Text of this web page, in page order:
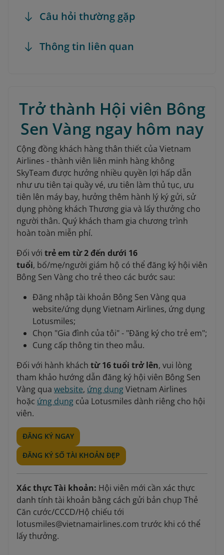
Câu hỏi thường gặp
Thông tin liên quan
Trở thành Hội viên Bông
Sen Vàng ngay hôm nay
Cộng đồng khách hàng thân thiết của Vietnam
Airlines - thành viên liên minh hàng không
SkyTeam được hưởng nhiều quyền lợi hấp dẫn
như ưu tiên tại quầy vé, ưu tiên làm thủ tục, ưu
tiên lên máy bay, hưởng thêm hành lý ký gửi, sử
dụng phòng khách Thương gia và lấy thưởng cho
người thân. Quý khách tham gia chương trình
hoàn toàn miễn phí.
Đối với trẻ em từ 2 đến dưới 16
tuổi, bố/mẹ/người giám hộ có thể đăng ký hội viên
Bông Sen Vàng cho trẻ theo các bước sau:
Đăng nhập tài khoản Bông Sen Vàng qua
website/ứng dụng Vietnam Airlines, ứng dụng
Lotusmiles;
Chọn "Gia đình của tôi" - "Đăng ký cho trẻ em";
Cung cấp thông tin theo mẫu.
Đối với hành khách từ 16 tuổi trở lên, vui lòng
tham khảo hướng dẫn đăng ký hội viên Bông Sen
Vàng qua website, ứng dụngVietnam Airlines
hoặc ứng dụng của Lotusmiles dành riêng cho hội
viên.
ĐĂNG KÝ NGAY
ĐĂNG KÝ SỐ TÀI KHOẢN ĐẸP
Xác thực Tài khoản: Hội viên mới cần xác thực
danh tính tài khoản bằng cách gửi bản chụp Thẻ
Căn cước/CCCD/Hộ chiếu tới
lotusmiles@vietnamairlines.com trước khi có thể
lấy thưởng.